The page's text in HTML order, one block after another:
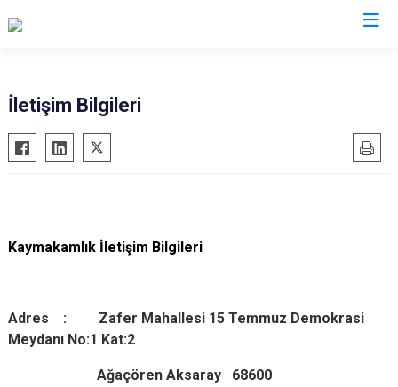
Ağaçören
Eskil
Ortaköy
İletişim Bilgileri
Kaymakamlık İletişim Bilgileri
Adres : Zafer Mahallesi 15 Temmuz Demokrasi
Meydanı No:1 Kat:2
Ağaçören Aksaray 68600